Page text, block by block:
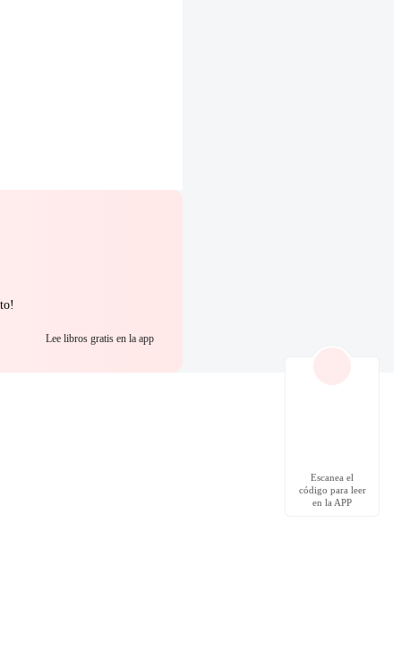
Lee libros gratis en la app
Escanea el
código para leer
en la APP